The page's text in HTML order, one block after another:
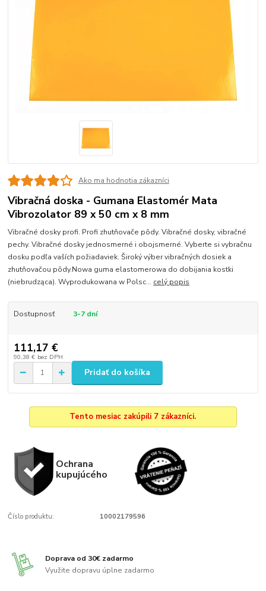
Ako ma hodnotia zákazníci
Vibračná doska - Gumana Elastomér Mata
Vibrozolator 89 x 50 cm x 8 mm
Vibračné dosky profi. Profi zhutňovače pôdy. Vibračné dosky, vibračné
pechy. Vibračné dosky jednosmerné i obojsmerné. Vyberte si vybračnu
dosku podľa vaších požiadaviek. Široký výber vibračných dosiek a
zhutňovačou pôdy.Nowa guma elastomerowa do dobijania kostki
(niebrudząca). Wyprodukowana w Polsc... celý popis
Dostupnosť 3-7 dní
111,17 €
90,38 € bez DPH
Pridať do košíka
Tento mesiac zakúpili 7 zákazníci.
Ochrana
kupujúcého
Číslo produktu: 10002179596
Doprava od 30€ zadarmo
Využite dopravu úplne zadarmo